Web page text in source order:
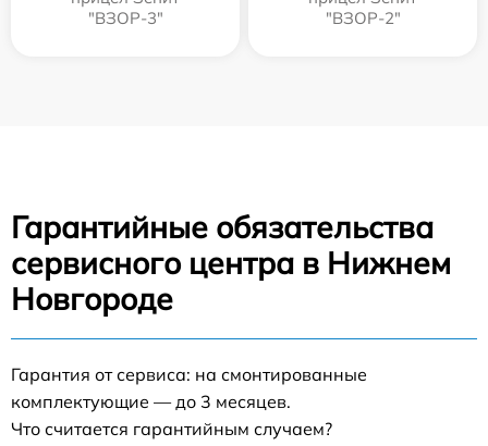
"ВЗОР-3"
"ВЗОР-2"
Гарантийные обязательства
сервисного центра в Нижнем
Новгороде
Гарантия от сервиса: на смонтированные
комплектующие — до 3 месяцев.
Что считается гарантийным случаем?